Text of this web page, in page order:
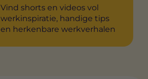
Vind shorts en videos vol
werkinspiratie, handige tips
en herkenbare werkverhalen